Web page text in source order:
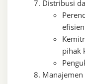
Distribusi
pihak
Manajemen